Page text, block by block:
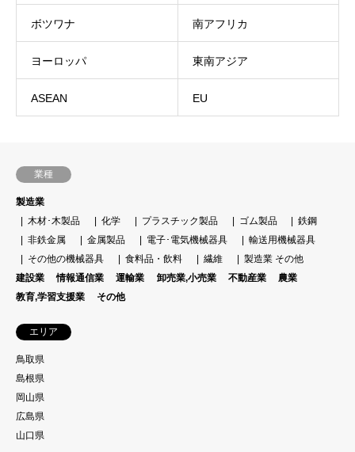
ボツワナ 南アフリカ
ヨーロッパ 東南アジア
ASEAN EU
業種
製造業
木材･木製品
化学 プラスチック製品 ゴム製品
鉄鋼
非鉄金属
金属製品 電子･電気機械器具
輸送用機械器具
その他の機械器具
食料品・飲料 繊維
製造業 その他
建設業
情報通信業 運輸業 卸売業,小売業 不動産業
農業
教育,学習支援業
その他
エリア
鳥取県
島根県
岡山県
広島県
山口県